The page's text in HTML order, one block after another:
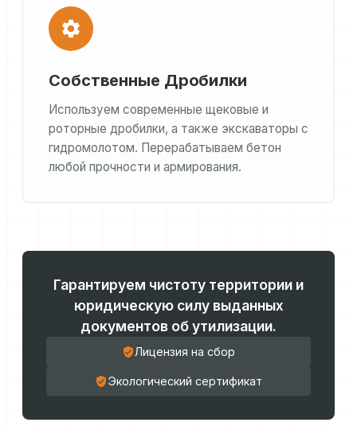
Собственные Дробилки
Используем современные щековые и
роторные дробилки, а также экскаваторы с
гидромолотом. Перерабатываем бетон
любой прочности и армирования.
Гарантируем чистоту территории и
юридическую силу выданных
документов об утилизации.
Лицензия на сбор
Экологический сертификат